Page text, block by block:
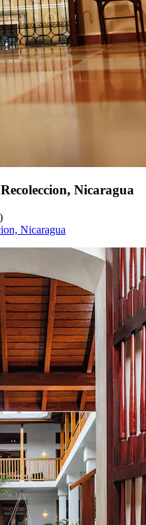
Nicaragua
Nicaragua